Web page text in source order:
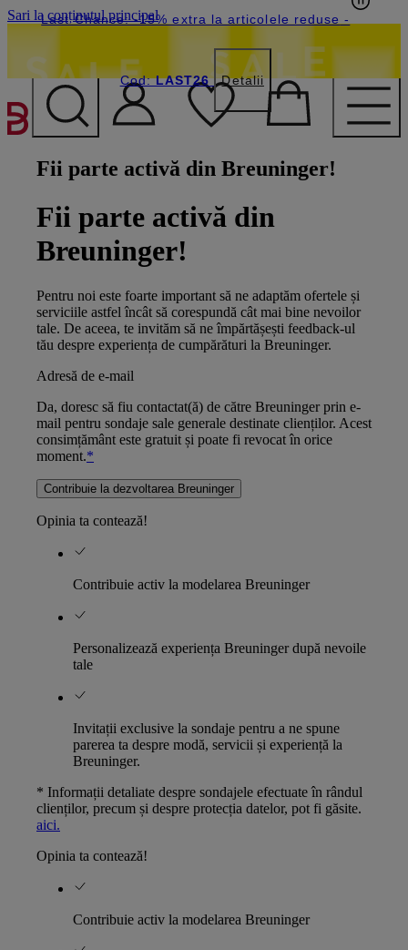
Sari la conținutul principal
Last Chance: -15% extra la articolele reduse -
Cod:LAST26 Detalii
Fii parte activă din Breuninger!
Fii parte activă din
Breuninger!
Pentru noi este foarte important să ne adaptăm ofertele și
serviciile astfel încât să corespundă cât mai bine nevoilor
tale. De aceea, te invităm să ne împărtășești feedback-ul
tău despre experiența de cumpărături la Breuninger.
Adresă de e-mail
Da, doresc să fiu contactat(ă) de către Breuninger prin e-
mail pentru sondaje sale generale destinate clienților. Acest
consimțământ este gratuit și poate fi revocat în orice
moment.*
Contribuie la dezvoltarea Breuninger
Opinia ta contează!
Contribuie activ la modelarea Breuninger
Personalizează experiența Breuninger după nevoile
tale
Invitații exclusive la sondaje pentru a ne spune
parerea ta despre modă, servicii și experiență la
Breuninger.
* Informații detaliate despre sondajele efectuate în rândul
clienților, precum și despre protecția datelor, pot fi găsite.
aici.
Opinia ta contează!
Contribuie activ la modelarea Breuninger